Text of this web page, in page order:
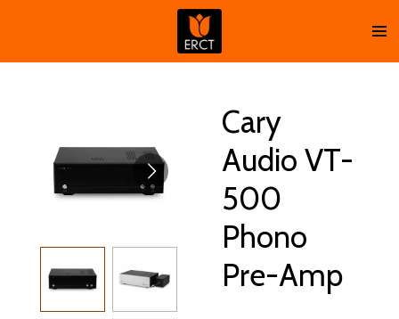
naar
Cary
Audio VT-
500
Phono
Pre-Amp